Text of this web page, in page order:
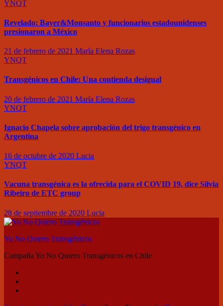
YNQT
Revelado: Bayer&Monsanto y funcionarios estadounidenses
presionaron a México
21 de febrero de 2021 María Elena Rozas
YNQT
Transgénicos en Chile: Una contienda desigual
20 de febrero de 2021 María Elena Rozas
YNQT
Ignacio Chapela sobre aprobación del trigo transgénico en
Argentina
16 de octubre de 2020 Lucia
YNQT
Vacuna transgénica es la ofrecida para el COVID 19, dice Silvia
Ribeiro de ETC group
28 de septiembre de 2020 Lucia
Yo No Quiero Transgénicos
Campaña Yo No Quiero Transgénicos en Chile